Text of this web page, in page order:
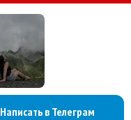
Написать в Телеграм